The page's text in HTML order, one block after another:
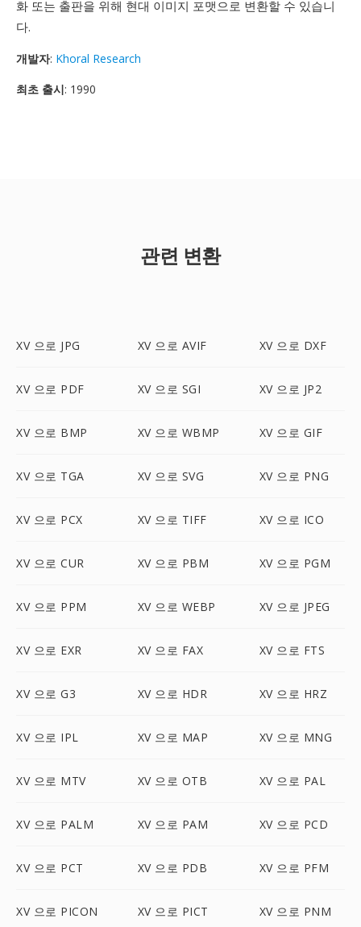
화 또는 출판을 위해 현대 이미지 포맷으로 변환할 수 있습니
다.
개발자: Khoral Research
최초 출시: 1990
관련 변환
XV 으로 JPG XV 으로 AVIF XV 으로 DXF
XV 으로 PDF XV 으로 SGI XV 으로 JP2
XV 으로 BMP XV 으로 WBMP XV 으로 GIF
XV 으로 TGA XV 으로 SVG XV 으로 PNG
XV 으로 PCX XV 으로 TIFF XV 으로 ICO
XV 으로 CUR XV 으로 PBM XV 으로 PGM
XV 으로 PPM XV 으로 WEBP XV 으로 JPEG
XV 으로 EXR XV 으로 FAX XV 으로 FTS
XV 으로 G3 XV 으로 HDR XV 으로 HRZ
XV 으로 IPL XV 으로 MAP XV 으로 MNG
XV 으로 MTV XV 으로 OTB XV 으로 PAL
XV 으로 PALM XV 으로 PAM XV 으로 PCD
XV 으로 PCT XV 으로 PDB XV 으로 PFM
XV 으로 PICON XV 으로 PICT XV 으로 PNM